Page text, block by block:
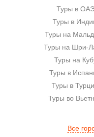
Туры в ОАЭ
Туры в
Туры на
Туры на Шри-
Туры на
Туры в
Туры в
Туры во
Все